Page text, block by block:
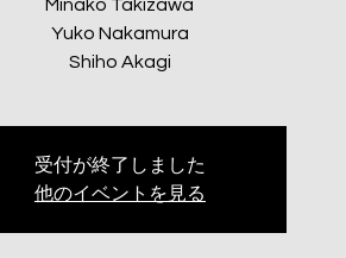
Minako Takizawa
Yuko Nakamura
Shiho Akagi
受付が終了しました
他のイベントを見る